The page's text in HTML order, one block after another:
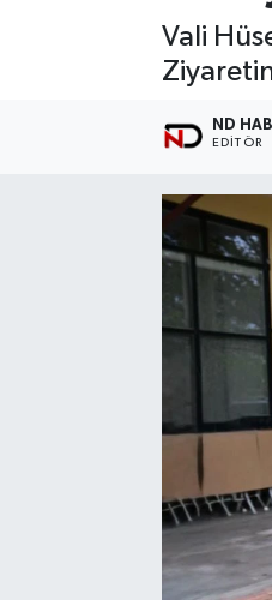
Vali
ND
EDITÖR